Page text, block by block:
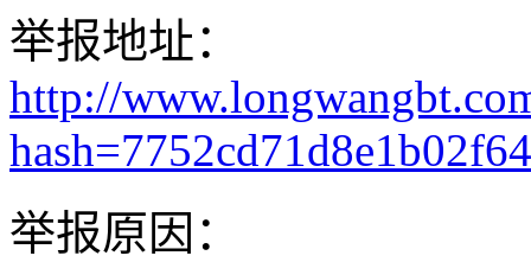
举报地址：
http://
举报原因：